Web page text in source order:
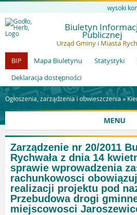
wysoki
Biuletyn
Publicznej
Urząd Gminy i Miasta
BIP
Mapa Biuletynu Statystyki
Deklaracja dostępności
Ogłoszenia, zarządzenia i obwieszczenia »
MENU
Zarządzenie nr 20/2011
Rychwała z dnia 14
sprawie wprowadzenia
rachunkowosci
realizacji projektu pod
Przebudowa drogi
miejscowosci